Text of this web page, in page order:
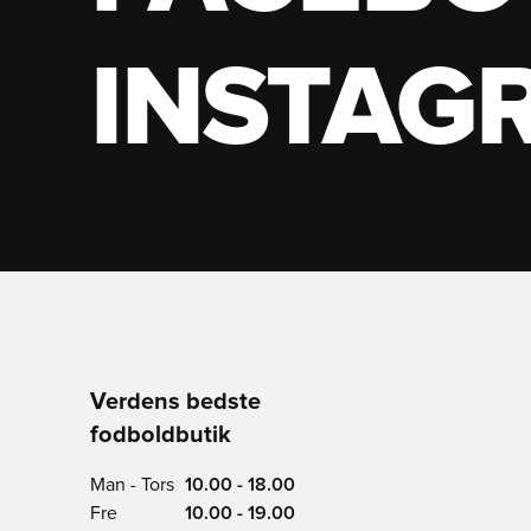
Verdens bedste
fodboldbutik
Man - Tors 10.00 - 18.00
Fre
10.00 - 19.00